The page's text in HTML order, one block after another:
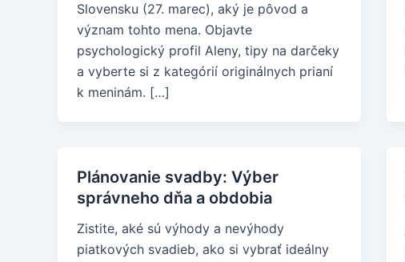
Slovensku (27. marec), aký je pôvod a
význam tohto mena. Objavte
psychologický profil Aleny, tipy na darčeky
a vyberte si z kategórií originálnych prianí
k meninám. […]
Plánovanie svadby: Výber
správneho dňa a obdobia
Zistite, aké sú výhody a nevýhody
piatkových svadieb, ako si vybrať ideálny